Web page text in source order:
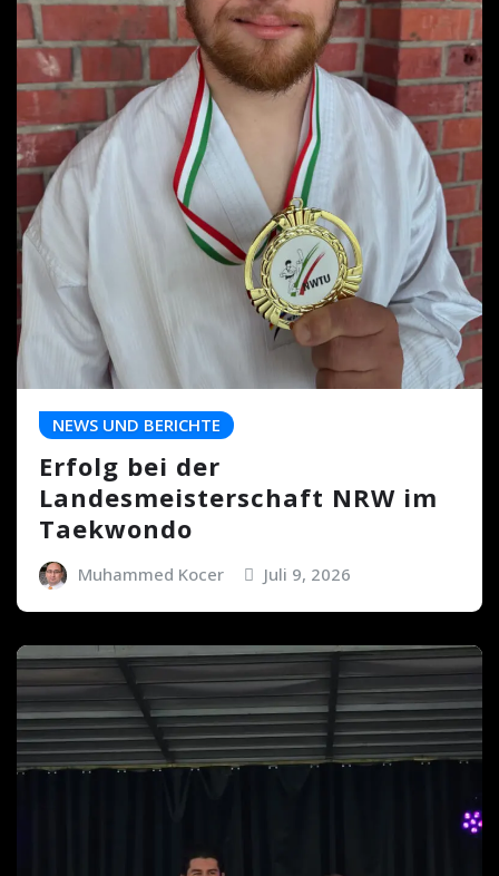
NEWS UND BERICHTE
Erfolg bei der
Landesmeisterschaft NRW im
Taekwondo
Muhammed Kocer Juli 9, 2026